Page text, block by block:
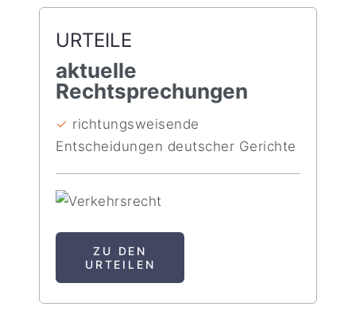
URTEILE
aktuelle
Rechtsprechungen
✓ richtungsweisende
Entscheidungen deutscher Gerichte
ZU DEN
URTEILEN